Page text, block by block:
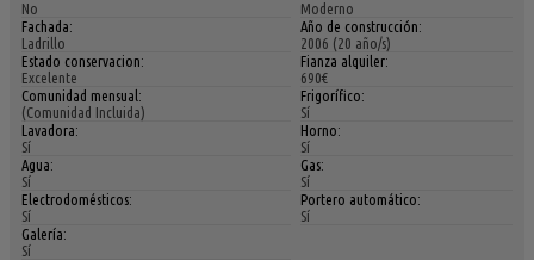
No
Moderno
Fachada:
Ladrillo
Año de construcción:
2006 (20 año/s)
Estado conservacion:
Excelente
Fianza alquiler:
690€
Comunidad mensual:
(Comunidad Incluida)
Frigorífico:
Sí
Lavadora:
Sí
Horno:
Sí
Agua:
Sí
Gas:
Sí
Electrodomésticos:
Sí
Portero automático:
Sí
Galería:
Sí